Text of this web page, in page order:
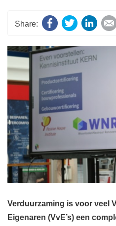
Facebook
Twitter
Verduurzaming is voor veel
Eigenaren (VvE’s) een